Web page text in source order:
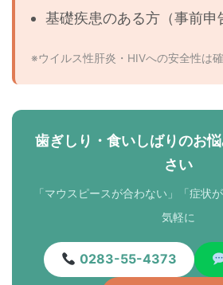
基礎疾患のある方（事前申
※ウイルス性肝炎・HIVへの安全性は
歯ぎしり・食いしばりのお
さい
「マウスピースが合わない」「症状
気軽に
0283-55-4373